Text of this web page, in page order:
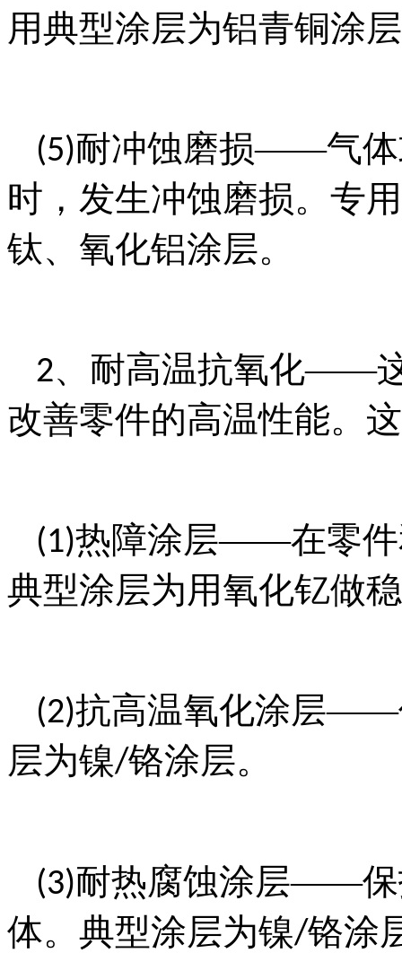
用典型涂层为铝青铜涂
(5)耐冲蚀磨损——气体
时，发生冲蚀磨损。专
钛、氧化铝涂层。
2、耐高温抗氧化——
改善零件的高温性能。
(1)热障涂层——在零件
典型涂层为用氧化钇做
(2)抗高温氧化涂层——
层为镍/铬涂层。
(3)耐热腐蚀涂层——保
体。典型涂层为镍/铬涂